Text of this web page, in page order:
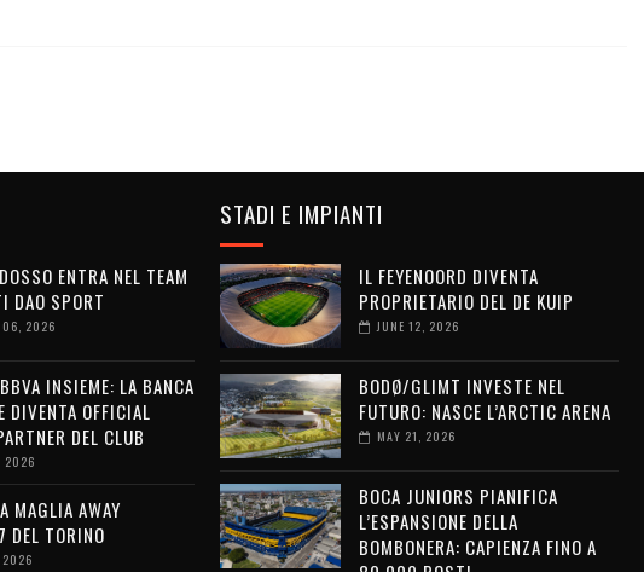
ENTRA NEL TEAM
DAO SPORT
06, 2026
INSIEME: LA BANCA
DIVENTA OFFICIAL
DEL CLUB
2026
MAGLIA AWAY
TORINO
2026
STADI E IMPIANTI
IL FEYENOORD DIVENTA
PROPRIETARIO DEL DE KUIP
JUNE 12, 2026
BODØ/GLIMT INVESTE NEL
FUTURO: NASCE L’ARCTIC ARENA
MAY 21, 2026
BOCA JUNIORS PIANIFICA
L’ESPANSIONE DELLA
BOMBONERA: CAPIENZA FINO A